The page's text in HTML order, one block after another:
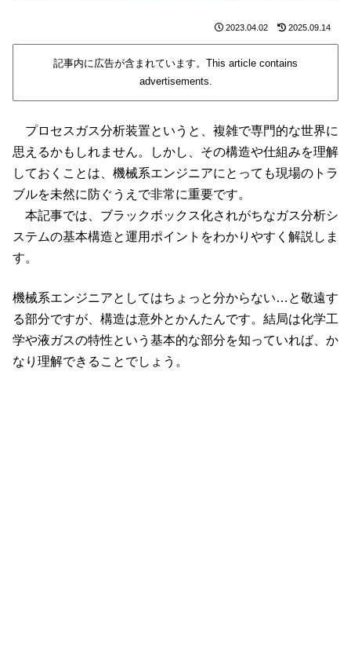
2023.04.02 2025.09.14
記事内に広告が含まれています。This article contains
advertisements.
プロセスガス分析装置というと、複雑で専門的な世界に
思えるかもしれません。しかし、その構造や仕組みを理解
しておくことは、機械系エンジニアにとっても現場のトラ
ブルを未然に防ぐうえで非常に重要です。
本記事では、ブラックボックス化されがちなガス分析シ
ステムの基本構造と運用ポイントをわかりやすく解説しま
す。
機械系エンジニアとしてはちょっと分からない…と敬遠す
る部分ですが、構造は意外とかんたんです。結局は化学工
学や液ガスの特性という基本的な部分を知っていれば、か
なり理解できることでしょう。